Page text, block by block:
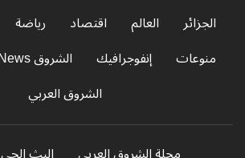
الجزائر العالم اقتصاد رياضة
منوعات
إنفوجرافيك الشروق News
الشروق العربي